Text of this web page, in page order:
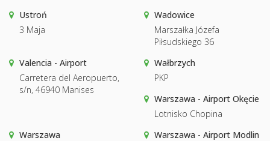
Ustroń
3 Maja
Wadowice
Marszałka Józefa
Piłsudskiego 36
Valencia - Airport
Carretera del Aeropuerto,
s/n, 46940 Manises
Wałbrzych
PKP
Warszawa - Airport Okęcie
Lotnisko Chopina
Warszawa
Warszawa - Airport Modlin